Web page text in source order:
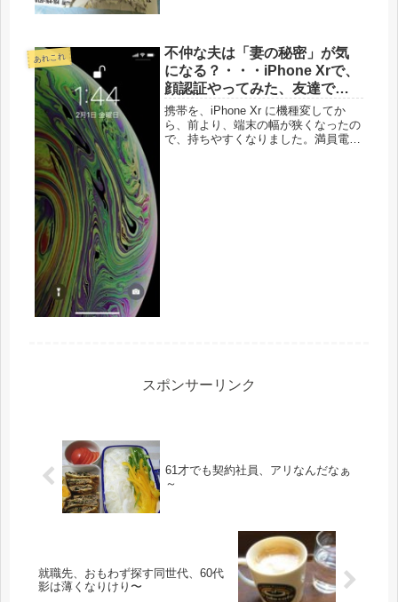
あれこれ
不仲な夫は「妻の秘密」が気
になる？・・・iPhone Xrで、
顔認証やってみた、友達でき
ました（笑）
携帯を、iPhone Xr に機種変してか
ら、前より、端末の幅が狭くなったの
で、持ちやすくなりました。満員電車
スポンサーリンク
61才でも契約社員、アリなんだなぁ
～
就職先、おもわず探す同世代、60代
影は薄くなりけり〜